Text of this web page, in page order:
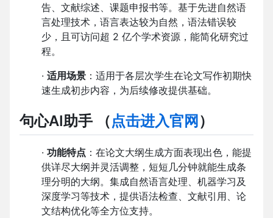
告、文献综述、课题申报书等。基于先进自然语
言处理技术，语言表达较为自然，语法错误较
少，且可访问超 2 亿个学术资源，能简化研究过
程。
· 适用场景 ：适用于各层次学生在论文写作初期快
速生成初步内容，为后续修改提供基础。
句心AI助手 （点击进入官网 ）
· 功能特点 ：在论文大纲生成方面表现出色，能提
供详尽大纲并灵活调整，短短几分钟就能生成条
理分明的大纲。集成自然语言处理、机器学习及
深度学习等技术，提供语法检查、文献引用、论
文结构优化等全方位支持。